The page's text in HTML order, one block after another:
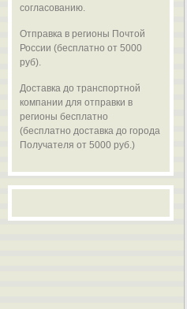
согласованию.
Отправка в регионы Почтой
России (бесплатно от 5000
руб).
Доставка до транспортной
компании для отправки в
регионы бесплатно
(бесплатно доставка до города
Получателя от 5000 руб.)